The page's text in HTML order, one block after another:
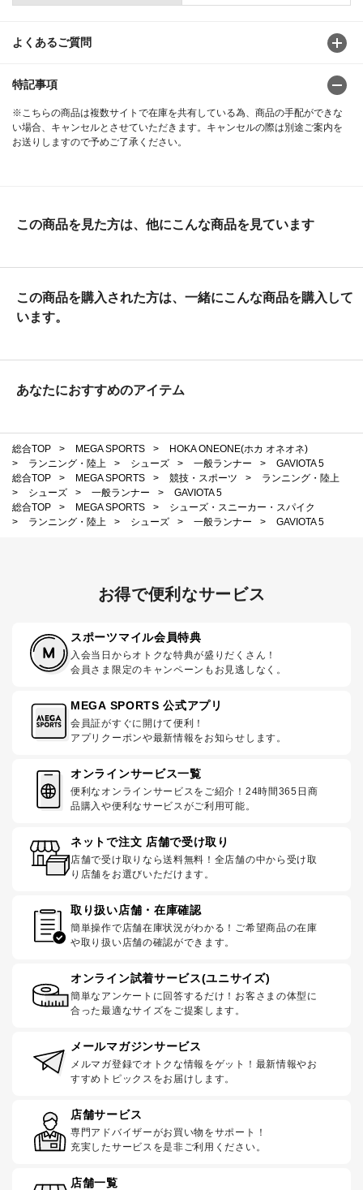
よくあるご質問
特記事項
※こちらの商品は複数サイトで在庫を共有している為、商品の手配ができな
い場合、キャンセルとさせていただきます。キャンセルの際は別途ご案内を
お送りしますので予めご了承ください。
この商品を見た方は、他にこんな商品を見ています
この商品を購入された方は、一緒にこんな商品を購入して
います。
あなたにおすすめのアイテム
総合TOP > MEGA SPORTS >
HOKA ONEONE(ホカ オネオネ)
>
ランニング・陸上 > シューズ > 一般ランナー >
GAVIOTA 5
総合TOP
> MEGA SPORTS > 競技・スポーツ >
ランニング・陸上
>
シューズ > 一般ランナー >
GAVIOTA 5
総合TOP
> MEGA SPORTS >
シューズ・スニーカー・スパイク
>
ランニング・陸上 > シューズ > 一般ランナー > GAVIOTA 5
お得で便利なサービス
スポーツマイル会員特典
入会当日からオトクな特典が盛りだくさん！
会員さま限定のキャンペーンもお見逃しなく。
MEGA SPORTS 公式アプリ
会員証がすぐに開けて便利！
アプリクーポンや最新情報をお知らせします。
オンラインサービス一覧
便利なオンラインサービスをご紹介！24時間365日商
品購入や便利なサービスがご利用可能。
ネットで注文 店舗で受け取り
店舗で受け取りなら送料無料！全店舗の中から受け取
り店舗をお選びいただけます。
取り扱い店舗・在庫確認
簡単操作で店舗在庫状況がわかる！ご希望商品の在庫
や取り扱い店舗の確認ができます。
オンライン試着サービス(ユニサイズ)
簡単なアンケートに回答するだけ！お客さまの体型に
合った最適なサイズをご提案します。
メールマガジンサービス
メルマガ登録でオトクな情報をゲット！最新情報やお
すすめトピックスをお届けします。
店舗サービス
専門アドバイザーがお買い物をサポート！
充実したサービスを是非ご利用ください。
店舗一覧